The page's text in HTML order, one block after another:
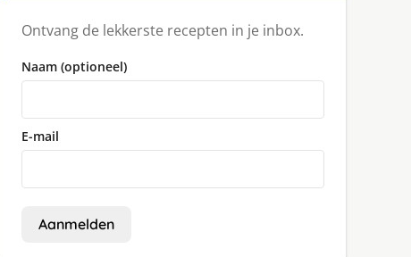
Ontvang de lekkerste recepten in je inbox.
Naam (optioneel)
E-mail
Aanmelden